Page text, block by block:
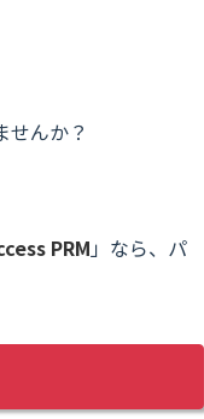
せんか？
PRM」なら、パ